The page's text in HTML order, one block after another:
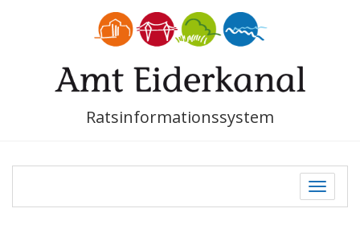
Ratsinformationssystem
Toggle